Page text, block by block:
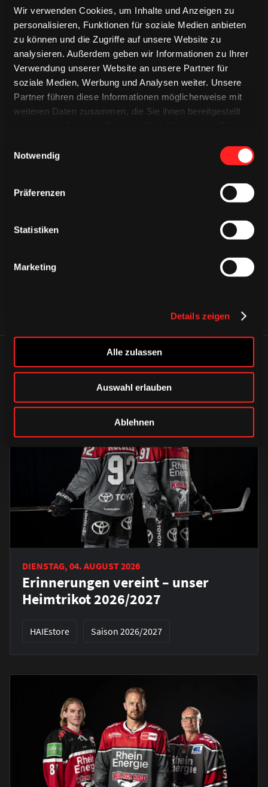
Wir verwenden Cookies, um Inhalte und Anzeigen zu
personalisieren, Funktionen für soziale Medien anbieten
zu können und die Zugriffe auf unsere Website zu
analysieren. Außerdem geben wir Informationen zu Ihrer
Verwendung unserer Website an unsere Partner für
soziale Medien, Werbung und Analysen weiter. Unsere
Partner führen diese Informationen möglicherweise mit
weiteren Daten zusammen, die Sie ihnen bereitgestellt
Notwendig
Präferenzen
Statistiken
Marketing
Details zeigen
Alle zulassen
Auswahl erlauben
Ablehnen
TRIKOTS
TRIKOTS
TRIKOTS
ÄHNLICHE NEWS
DIENSTAG, 04. AUGUST 2026
Erinnerungen vereint – unser
Heimtrikot 2026/2027
HAIEstore Saison 2026/2027